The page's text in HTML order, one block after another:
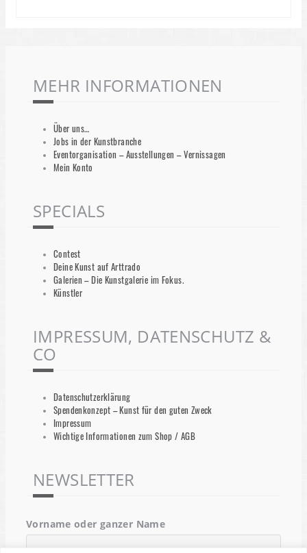
MEHR INFORMATIONEN
Über uns…
Jobs in der Kunstbranche
Eventorganisation – Ausstellungen – Vernissagen
Mein Konto
SPECIALS
Contest
Deine Kunst auf Arttrado
Galerien – Die Kunstgalerie im Fokus.
Künstler
IMPRESSUM, DATENSCHUTZ &
CO
Datenschutzerklärung
Spendenkonzept – Kunst für den guten Zweck
Impressum
Wichtige Informationen zum Shop / AGB
NEWSLETTER
Vorname oder ganzer Name